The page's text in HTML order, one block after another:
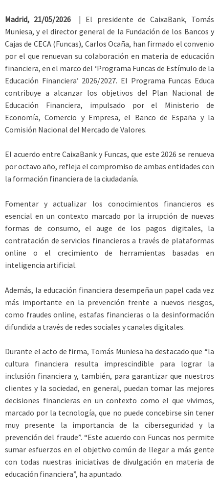
Madrid, 21/05/2026 | El presidente de CaixaBank, Tomás
Muniesa, y el director general de la Fundación de los Bancos y
Cajas de CECA (Funcas), Carlos Ocaña, han firmado el convenio
por el que renuevan su colaboración en materia de educación
financiera, en el marco del ‘Programa Funcas de Estímulo de la
Educación Financiera’ 2026/2027. El Programa Funcas Educa
contribuye a alcanzar los objetivos del Plan Nacional de
Educación Financiera, impulsado por el Ministerio de
Economía, Comercio y Empresa, el Banco de España y la
Comisión Nacional del Mercado de Valores.
El acuerdo entre CaixaBank y Funcas, que este 2026 se renueva
por octavo año, refleja el compromiso de ambas entidades con
la formación financiera de la ciudadanía.
Fomentar y actualizar los conocimientos financieros es
esencial en un contexto marcado por la irrupción de nuevas
formas de consumo, el auge de los pagos digitales, la
contratación de servicios financieros a través de plataformas
online o el crecimiento de herramientas basadas en
inteligencia artificial.
Además, la educación financiera desempeña un papel cada vez
más importante en la prevención frente a nuevos riesgos,
como fraudes online, estafas financieras o la desinformación
difundida a través de redes sociales y canales digitales.
Durante el acto de firma, Tomás Muniesa ha destacado que “la
cultura financiera resulta imprescindible para lograr la
inclusión financiera y, también, para garantizar que nuestros
clientes y la sociedad, en general, puedan tomar las mejores
decisiones financieras en un contexto como el que vivimos,
marcado por la tecnología, que no puede concebirse sin tener
muy presente la importancia de la ciberseguridad y la
prevención del fraude”. “Este acuerdo con Funcas nos permite
sumar esfuerzos en el objetivo común de llegar a más gente
con todas nuestras iniciativas de divulgación en materia de
educación financiera”, ha apuntado.